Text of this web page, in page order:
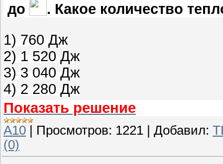
до
. Какое количество
1) 760 Дж
2) 1 520 Дж
3) 3 040 Дж
4) 2 280 Дж
Показать решение
A10 Просмотров: 1221 Добавил:
(0)